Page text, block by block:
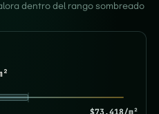
dentro del rango sombreado
$73.418/m²